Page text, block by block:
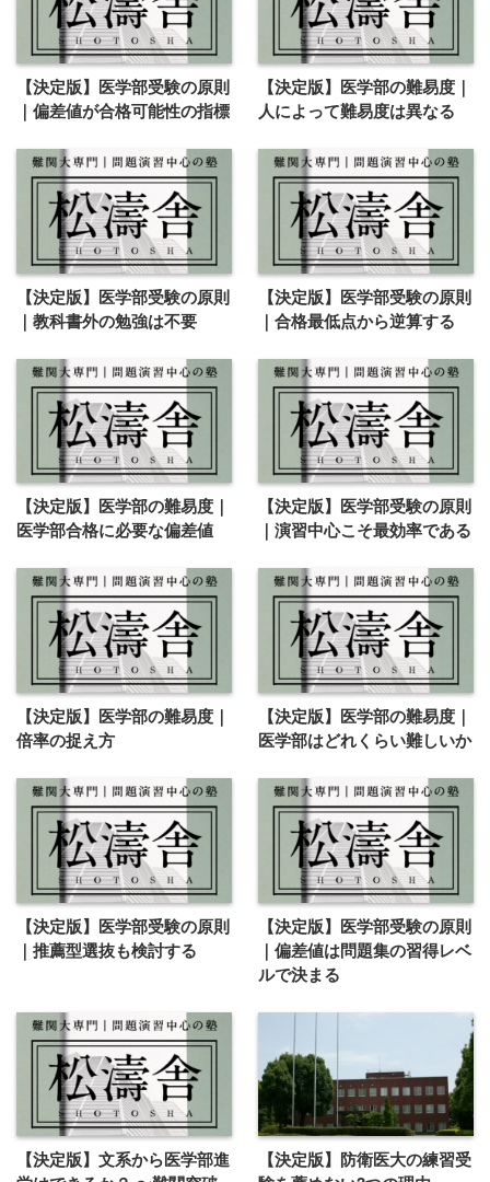
【決定版】医学部受験の原則
｜偏差値が合格可能性の指標
【決定版】医学部の難易度｜
人によって難易度は異なる
【決定版】医学部受験の原則
｜教科書外の勉強は不要
【決定版】医学部受験の原則
｜合格最低点から逆算する
【決定版】医学部の難易度｜
医学部合格に必要な偏差値
【決定版】医学部受験の原則
｜演習中心こそ最効率である
【決定版】医学部の難易度｜
倍率の捉え方
【決定版】医学部の難易度｜
医学部はどれくらい難しいか
【決定版】医学部受験の原則
｜推薦型選抜も検討する
【決定版】医学部受験の原則
｜偏差値は問題集の習得レベ
ルで決まる
【決定版】文系から医学部進
【決定版】防衛医大の練習受